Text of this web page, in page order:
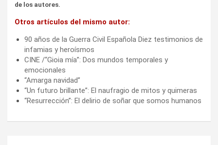
de los autores.
Otros artículos del mismo autor:
90 años de la Guerra Civil Española Diez testimonios de
infamias y heroísmos
CINE /“Gioia mía”: Dos mundos temporales y
emocionales
“Amarga navidad”
“Un futuro brillante”: El naufragio de mitos y quimeras
“Resurrección”: El delirio de soñar que somos humanos